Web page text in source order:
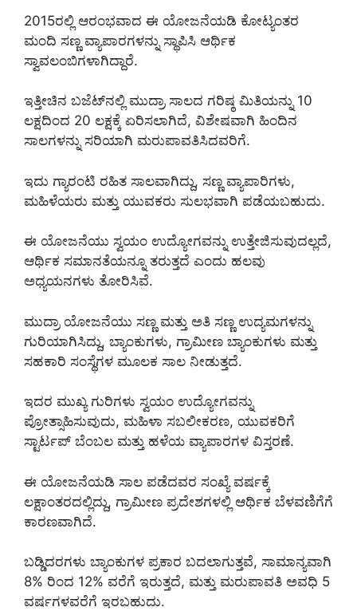
2015ರಲ್ಲಿ ಆರಂಭವಾದ ಈ ಯೋಜನೆಯಡಿ ಕೋಟ್ಯಂತರ
ಮಂದಿ ಸಣ್ಣ ವ್ಯಾಪಾರಗಳನ್ನು ಸ್ಥಾಪಿಸಿ ಆರ್ಥಿಕ
ಸ್ವಾವಲಂಬಿಗಳಾಗಿದ್ದಾರೆ.
ಇತ್ತೀಚಿನ ಬಜೆಟ್‌ನಲ್ಲಿ ಮುದ್ರಾ ಸಾಲದ ಗರಿಷ್ಠ ಮಿತಿಯನ್ನು 10
ಲಕ್ಷದಿಂದ 20 ಲಕ್ಷಕ್ಕೆ ಏರಿಸಲಾಗಿದೆ, ವಿಶೇಷವಾಗಿ ಹಿಂದಿನ
ಸಾಲಗಳನ್ನು ಸರಿಯಾಗಿ ಮರುಪಾವತಿಸಿದವರಿಗೆ.
ಇದು ಗ್ಯಾರಂಟಿ ರಹಿತ ಸಾಲವಾಗಿದ್ದು, ಸಣ್ಣ ವ್ಯಾಪಾರಿಗಳು,
ಮಹಿಳೆಯರು ಮತ್ತು ಯುವಕರು ಸುಲಭವಾಗಿ ಪಡೆಯಬಹುದು.
ಈ ಯೋಜನೆಯು ಸ್ವಯಂ ಉದ್ಯೋಗವನ್ನು ಉತ್ತೇಜಿಸುವುದಲ್ಲದೆ,
ಆರ್ಥಿಕ ಸಮಾನತೆಯನ್ನೂ ತರುತ್ತದೆ ಎಂದು ಹಲವು
ಅಧ್ಯಯನಗಳು ತೋರಿಸಿವೆ.
ಮುದ್ರಾ ಯೋಜನೆಯು ಸಣ್ಣ ಮತ್ತು ಅತಿ ಸಣ್ಣ ಉದ್ಯಮಗಳನ್ನು
ಗುರಿಯಾಗಿಸಿದ್ದು, ಬ್ಯಾಂಕುಗಳು, ಗ್ರಾಮೀಣ ಬ್ಯಾಂಕುಗಳು ಮತ್ತು
ಸಹಕಾರಿ ಸಂಸ್ಥೆಗಳ ಮೂಲಕ ಸಾಲ ನೀಡುತ್ತದೆ.
ಇದರ ಮುಖ್ಯ ಗುರಿಗಳು ಸ್ವಯಂ ಉದ್ಯೋಗವನ್ನು
ಪ್ರೋತ್ಸಾಹಿಸುವುದು, ಮಹಿಳಾ ಸಬಲೀಕರಣ, ಯುವಕರಿಗೆ
ಸ್ಟಾರ್ಟಪ್ ಬೆಂಬಲ ಮತ್ತು ಹಳೆಯ ವ್ಯಾಪಾರಗಳ ವಿಸ್ತರಣೆ.
ಈ ಯೋಜನೆಯಡಿ ಸಾಲ ಪಡೆದವರ ಸಂಖ್ಯೆ ವರ್ಷಕ್ಕೆ
ಲಕ್ಷಾಂತರದಲ್ಲಿದ್ದು, ಗ್ರಾಮೀಣ ಪ್ರದೇಶಗಳಲ್ಲಿ ಆರ್ಥಿಕ ಬೆಳವಣಿಗೆಗೆ
ಕಾರಣವಾಗಿದೆ.
ಬಡ್ಡಿದರಗಳು ಬ್ಯಾಂಕುಗಳ ಪ್ರಕಾರ ಬದಲಾಗುತ್ತವೆ, ಸಾಮಾನ್ಯವಾಗಿ
8% ರಿಂದ 12% ವರೆಗೆ ಇರುತ್ತದೆ, ಮತ್ತು ಮರುಪಾವತಿ ಅವಧಿ 5
ವರ್ಷಗಳವರೆಗೆ ಇರಬಹುದು.